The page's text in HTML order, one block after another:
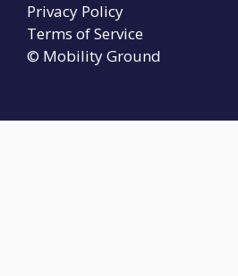
© Mobility Ground
Privacy Policy
Terms of Service